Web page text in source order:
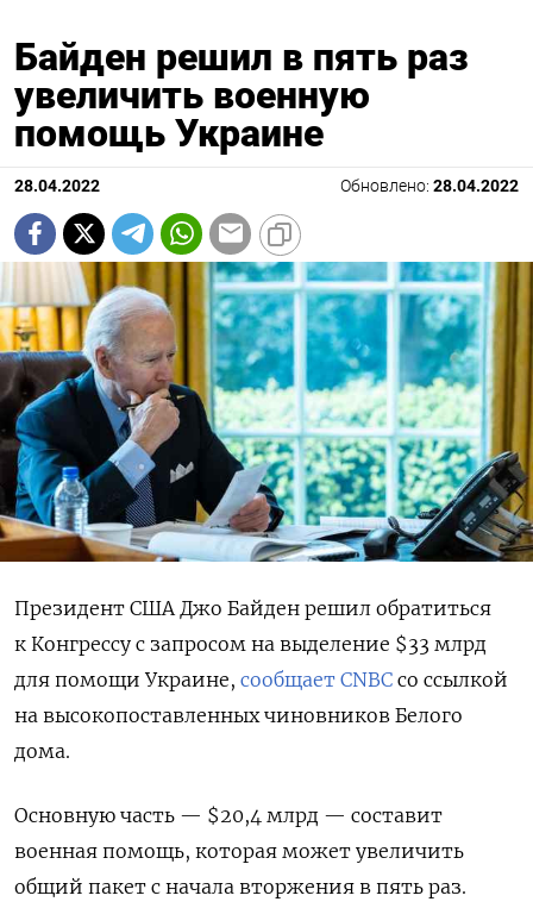
Байден решил в пять раз
увеличить военную
помощь Украине
28.04.2022 Обновлено: 28.04.2022
Президент США Джо Байден решил обратиться
к Конгрессу с запросом на выделение $33 млрд
для помощи Украине, сообщает CNBC со ссылкой
на высокопоставленных чиновников Белого
дома.
Основную часть — $20,4 млрд — составит
военная помощь, которая может увеличить
общий пакет с начала вторжения в пять раз.